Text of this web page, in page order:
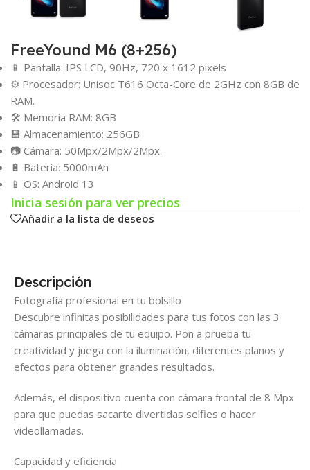
FreeYound M6 (8+256)
📱 Pantalla: IPS LCD, 90Hz, 720 x 1612 pixels
⚙️ Procesador: Unisoc T616 Octa-Core de 2GHz con 8GB de
RAM.
🛠️ Memoria RAM: 8GB
💾 Almacenamiento: 256GB
📷 Cámara: 50Mpx/2Mpx/2Mpx.
🔋 Batería: 5000mAh
📱 OS: Android 13
Inicia sesión para ver precios
Añadir a la lista de deseos
Descripción
Fotografía profesional en tu bolsillo
Descubre infinitas posibilidades para tus fotos con las 3
cámaras principales de tu equipo. Pon a prueba tu
creatividad y juega con la iluminación, diferentes planos y
efectos para obtener grandes resultados.
Además, el dispositivo cuenta con cámara frontal de 8 Mpx
para que puedas sacarte divertidas selfies o hacer
videollamadas.
Capacidad y eficiencia